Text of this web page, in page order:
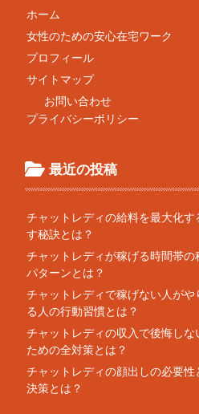
ホーム
女性のための安心在宅ワーク
プロフィール
サイトマップ
お問い合わせ
プライバシーポリシー
最近の投稿
チャットレディの給料を最大化
す秘訣とは？
チャットレディが稼げる時間帯
パターンとは？
チャットレディで稼げない人が
る人の行動習慣とは？
チャットレディの収入で後悔し
ための全対策とは？
チャットレディの顔出しの必要
決策とは？